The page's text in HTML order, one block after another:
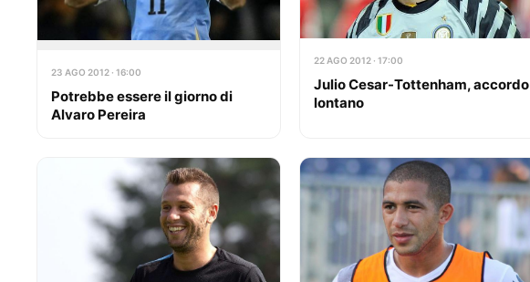
23 AGO 2012 · 16:00
Potrebbe essere il giorno di
Alvaro Pereira
22 AGO 2012 · 17:00
Julio Cesar-Tottenham, accordo
lontano